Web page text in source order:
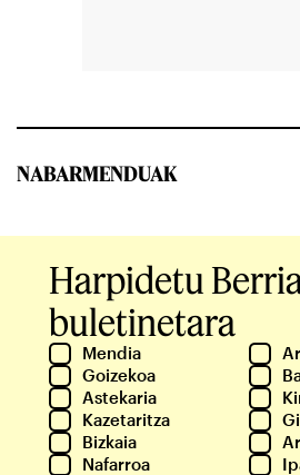
NABARMENDUAK
Harpidetu
buletinetara
Mendia
Goizekoa
Astekaria
Kazetaritza
Bizkaia
Nafarroa